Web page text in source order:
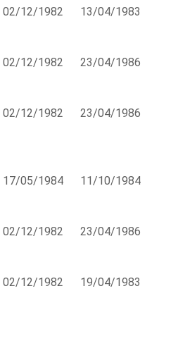
02/12/1982 13/04/1983
02/12/1982 23/04/1986
02/12/1982 23/04/1986
17/05/1984 11/10/1984
02/12/1982 23/04/1986
02/12/1982 19/04/1983